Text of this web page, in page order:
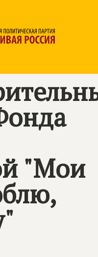
"Мои